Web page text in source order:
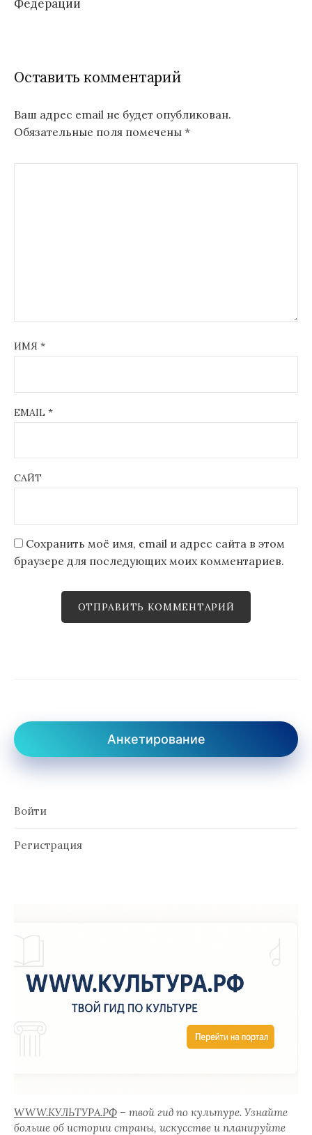
Федерации
Оставить комментарий
Ваш адрес email не будет опубликован.
Обязательные поля помечены *
ИМЯ *
EMAIL *
САЙТ
Сохранить моё имя, email и адрес сайта в этом
браузере для последующих моих комментариев.
Анкетирование
Войти
Регистрация
WWW.КУЛЬТУРА.РФ – твой гид по культуре. Узнайте
больше об истории страны, искусстве и планируйте